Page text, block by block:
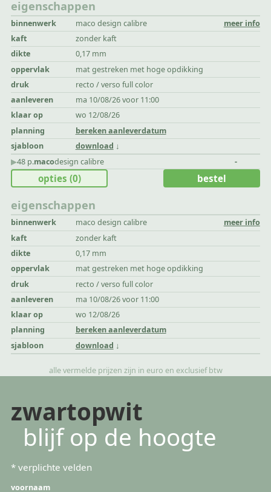
eigenschappen
binnenwerk maco design calibre
meer info
kaft
zonder kaft
dikte
0,17 mm
oppervlak
mat gestreken met hoge opdikking
druk
recto / verso full color
aanleveren
ma 10/08/26 voor 11:00
klaar op
wo 12/08/26
planning
bereken aanleverdatum
sjabloon
download
▶︎48 p.macodesign calibre -
eigenschappen
binnenwerk maco design calibre
meer info
kaft
zonder kaft
dikte
0,17 mm
oppervlak
mat gestreken met hoge opdikking
druk
recto / verso full color
aanleveren
ma 10/08/26 voor 11:00
klaar op
wo 12/08/26
planning
bereken aanleverdatum
sjabloon
download
opties (0) bestel
alle vermelde prijzen zijn in euro en exclusief btw
zwartopwit
blijf op de hoogte
* verplichte velden
voornaam